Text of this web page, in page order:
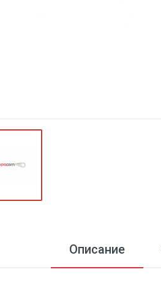
Описание